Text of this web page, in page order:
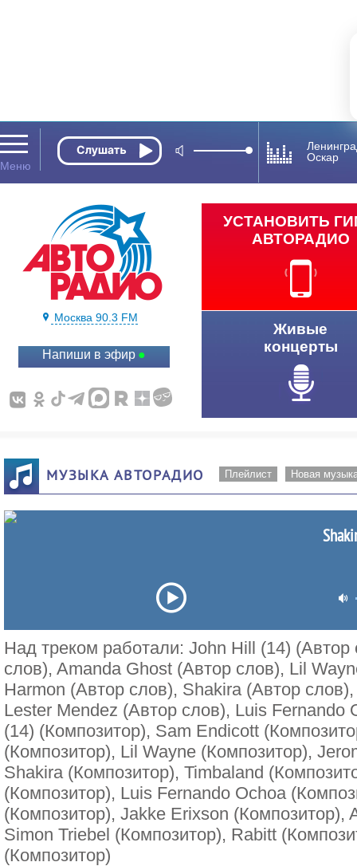
Оскар
Москва 90.3 FM
Напиши в эфир
УСТАНОВИТЬ
АВТОРАДИО
Живые
концерты
МУЗЫКА АВТОРАДИО Плейлист Новая
Над треком работали: John Hill (14)
слов), Amanda Ghost (Автор слов), Lil
Harmon (Автор слов), Shakira (Автор
Lester Mendez (Автор слов), Luis Fernando
(14) (Композитор), Sam Endicott
(Композитор), Lil Wayne (Композитор),
Shakira (Композитор), Timbaland
(Композитор), Luis Fernando Ochoa
(Композитор), Jakke Erixson (Композитор),
Simon Triebel (Композитор), Rabitt
(Композитор)